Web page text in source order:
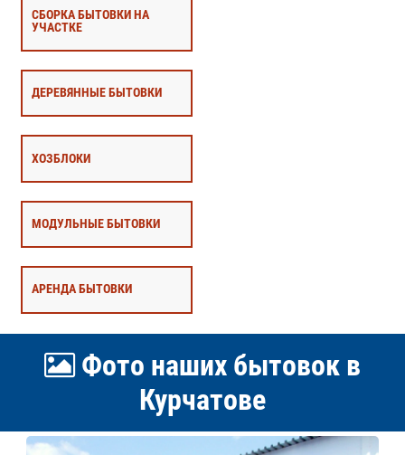
СБОРКА БЫТОВКИ НА
УЧАСТКЕ
ДЕРЕВЯННЫЕ БЫТОВКИ
ХОЗБЛОКИ
МОДУЛЬНЫЕ БЫТОВКИ
АРЕНДА БЫТОВКИ
Фото наших бытовок в
Курчатове